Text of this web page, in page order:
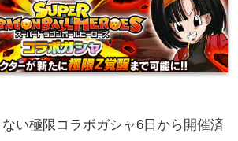
い極限コラボガシャ6日から開催済